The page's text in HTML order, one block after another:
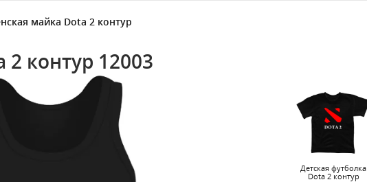
майка Dota 2 контур
контур 12003
Детская футболка
Dota 2 контур